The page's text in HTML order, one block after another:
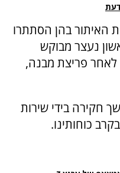
האיתור בהן הסתתרו
נעצר מבוקש
לאחר פריצת מבנה,
חקירה בידי שירות
כוחותינו.